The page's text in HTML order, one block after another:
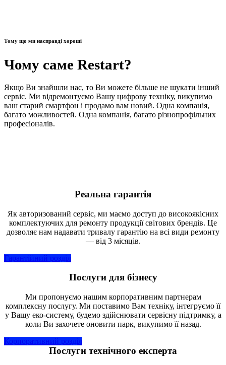
Тому що ми насправді хороші
Чому саме Restart?
Якщо Ви знайшли нас, то Ви можете більше не шукати інший
сервіс. Ми відремонтуємо Вашу цифрову техніку, викупимо
ваш старий смартфон і продамо вам новий. Одна компанія,
багато можливостей. Одна компанія, багато різнопрофільних
професіоналів.
Реальна гарантія
Як авторизований сервіс, ми маємо доступ до високоякісних
комплектуючих для ремонту продукції світових брендів. Це
дозволяє нам надавати тривалу гарантію на всі види ремонту
— від 3 місяців.
Гарантійний розділ
Послуги для бізнесу
Ми пропонуємо нашим корпоративним партнерам
комплексну послугу. Ми поставимо Вам техніку, інтегруємо її
у Вашу еко-систему, будемо здійснювати сервісну підтримку, а
коли Ви захочете оновити парк, викупимо її назад.
Корпоративний розділ
Послуги технічного експерта